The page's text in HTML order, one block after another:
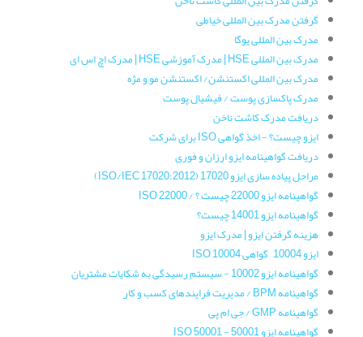
گرفتن مدرک بین المللی خیاطی
مدرک بین المللی یوگا
مدرک بین المللی HSE | مدرک آموزشی HSE | مدرک اچ اس ای
مدرک بین المللی اکستنشن/ اکستنشن مو و مژه
مدرک پاکسازی پوست / فیشیال پوست
دریافت مدرک کاشت ناخن
ایزو چیست؟ - اخذ گواهی ISO برای شرکت
دریافت گواهینامه ایزو ارزان و فوری
مراحل پیاده سازی ایزو 17020 (ISO/IEC 17020:2012)
گواهینامه ایزو 22000 چیست ؟ / ISO 22000
گواهینامه ایزو 14001 چیست؟
هزینه گرفتن ایزو | مدرک ایزو
ایزو 10004 – گواهی ISO 10004
گواهینامه‌ ایزو 10002 - سیستم رسیدگی به شکایات مشتریان
گواهینامه‌ BPM / مدیریت فرایندهای کسب و کار
گواهینامه‌ GMP / جی ام پی
گواهینامه ایزو 50001 - ISO 50001